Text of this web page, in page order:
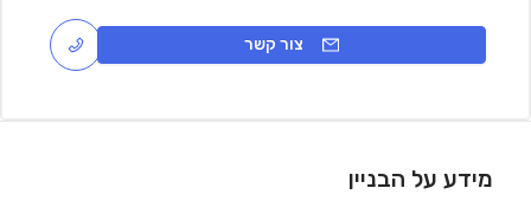
צור קשר
מידע על הבניין